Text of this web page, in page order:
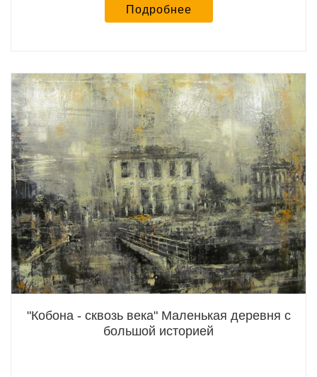
Подробнее
"Кобона - сквозь века" Маленькая деревня с
большой историей